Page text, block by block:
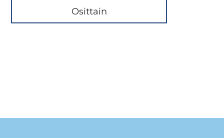
Osittain